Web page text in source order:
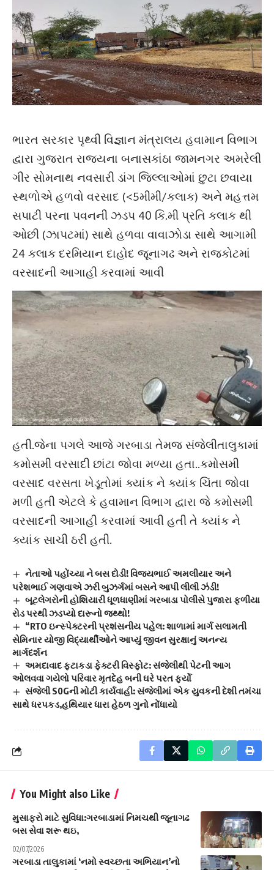
ભારત સરકાર પૃથ્વી વિજ્ઞાન મંત્રાલય હવામાન વિભાગ
દ્વારા ગુજરાત રાજ્યના બનાસકાંઠા જામનગર અમરેલી
ગીર સોમનાથ નવસારી ડાંગ જિલ્લાઓમાં છુટા છવાયા
સ્થળોએ હળવો વરસાદ (<5મીમી/કલાક) અને મહત્તમ
સપાટી પરના પવનની ઝડપ 40 કિ.મી પ્રતિ કલાક થી
ઓછી (ઝાપટમાં) સાથે હળવા વાવાઝોડા સાથે આગામી
24 કલાક દરમિયાન દાહોદ જૂનાગઢ અને રાજકોટમાં
વરસાદની આગાહી કરવામાં આવી
હતી.જેના પગલે આજે ગરબાડા તેમજ સંજેલીતાલુકામાં
કમોસમી વરસાદી છાંટા જોવા મળ્યા હતા..કમોસમી
વરસાદ વરસતા ખેડૂતોમાં ક્યાંક ને ક્યાંક ચિંતા જોવા
મળી હતી એટલે કે હવામાન વિભાગ દ્વારા જે કમોસમી
વરસાદની આગાહી કરવામાં આવી હતી તે ક્યાંક ને
ક્યાંક સાચી ઠરી હતી.
નેતાઓ પહોંચ્યા ને બસ દોડી! વિજયભાઈ અમલીયાર અને
પરેશભાઈ ગણવાએ ઝરી બુઝર્ગમાં બસને આપી લીલી ઝંડી!
બૂટલેગરોની હોશિયારી ધૂળધાણીમાં ગરબાડા પોલીસે પુજારા ફળીયા
રોડ પરથી ઝડપ્યો દારૂનો જથ્થો!
“RTO ઇન્સ્પેક્ટરની પ્રશંસનીય પહેલ: શાળામાં માર્ગ સલામતી
સેમિનાર યોજી વિદ્યાર્થીઓને આપ્યું જીવન સુરક્ષાનું અનન્ય
માર્ગદર્શન
અમદાવાદ ફટાકડા ફેક્ટરી વિસ્ફોટ: સંજેલીથી પેટની આગ
ઓલવવા ગયેલો પરિવાર મૃતદેહ બની ઘરે પરત ફર્યો
સંજેલી S0Gની મોટી કાર્યવાહી: સંજેલીમાં એક યુવકની દેશી તમંચા
સાથે ધરપકડ,હથિયાર ધારા હેઠળ ગુનો નોંધાયો
You Might also Like
મુસાફરો માટે સુવિધા:ગરબાડામાં નિમચથી જૂનાગઢ
બસ સેવા શરૂ થઇ,
02/07/2026
ગરબાડા તાલુકામાં ‘નમો સ્વચ્છતા અભિયાન’નો